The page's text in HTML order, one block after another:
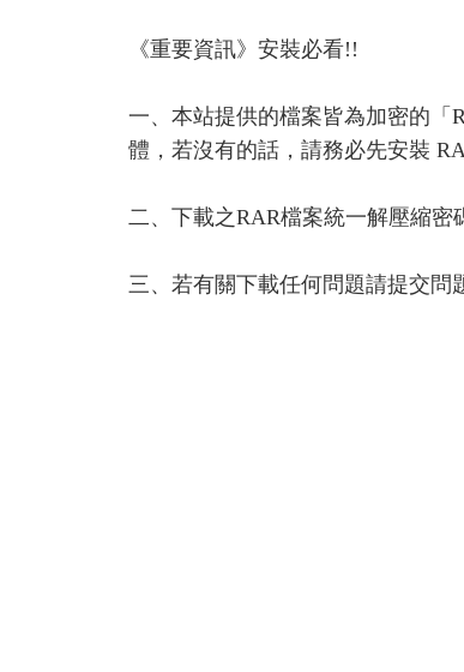
《重要資訊》安裝必看!!
一、本站提供的檔案皆為加密的「
體，若沒有的話，請務必先安裝
二、下載之RAR檔案統一解壓縮密
三、若有關下載任何問題請提交問